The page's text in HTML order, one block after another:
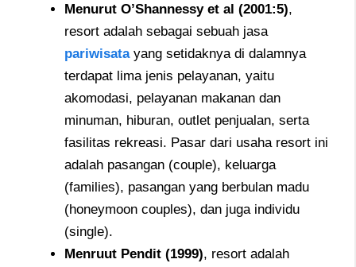
Menurut O’Shannessy et al (2001:5),
resort adalah sebagai sebuah jasa
pariwisatayang setidaknya di dalamnya
terdapat lima jenis pelayanan, yaitu
akomodasi, pelayanan makanan dan
minuman, hiburan, outlet penjualan, serta
fasilitas rekreasi. Pasar dari usaha resort ini
adalah pasangan (couple), keluarga
(families), pasangan yang berbulan madu
(honeymoon couples), dan juga individu
(single).
Menruut Pendit (1999), resort adalah